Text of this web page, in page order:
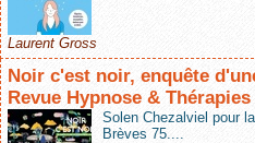
Laurent Gross
Noir c'est noir, enquête
Revue Hypnose &
Solen Chezalviel pour
Brèves 75....